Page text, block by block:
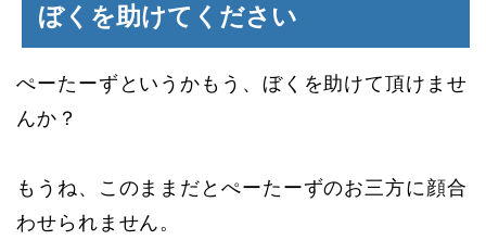
ぼくを助けてください
ぺーたーずというかもう、ぼくを助けて頂けませ
んか？
もうね、このままだとぺーたーずのお三方に顔合
わせられません。